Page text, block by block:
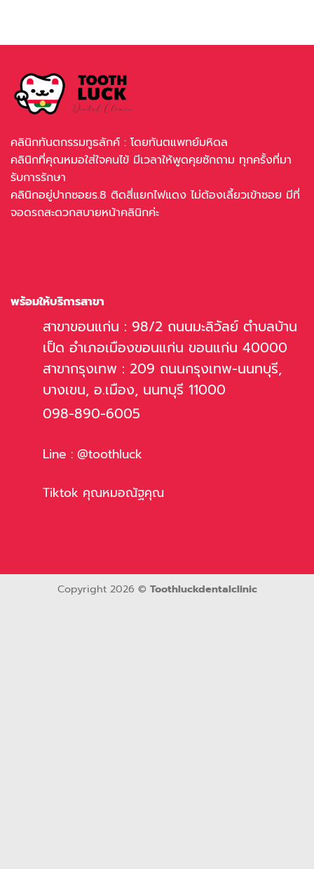
คลินิกทันตกรรมทูธลักค์ : โดยทันตแพทย์มหิดล
คลินิกที่คุณหมอใส่ใจคนไข้ มีเวลาให้พูดคุยซักถาม ทุกครั้งที่มา
รับการรักษา
คลินิกอยู่ปากซอยร.8 ติดสี่แยกไฟแดง ไม่ต้องเลี้ยวเข้าซอย มีที่
จอดรถสะดวกสบายหน้าคลินิกค่ะ
พร้อมให้บริการสาขา
สาขาขอนแก่น : 98/2 ถนนมะลิวัลย์ ตำบลบ้าน
เป็ด อำเภอเมืองขอนแก่น ขอนแก่น 40000
สาขากรุงเทพ : 209 ถนนกรุงเทพ-นนทบุรี,
บางเขน, อ.เมือง, นนทบุรี 11000
098-890-6005
Line : @toothluck
Tiktok คุณหมอณัฐคุณ
Copyright 2026 © Toothluckdentalclinic